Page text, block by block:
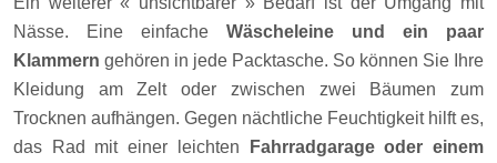
Nässe. Eine einfache Wäscheleine und ein paar
Klammern gehören in jede Packtasche. So können Sie Ihre
Kleidung am Zelt oder zwischen zwei Bäumen zum
Trocknen aufhängen. Gegen nächtliche Feuchtigkeit hilft es,
das Rad mit einer leichten
Fahrradgarage oder einem